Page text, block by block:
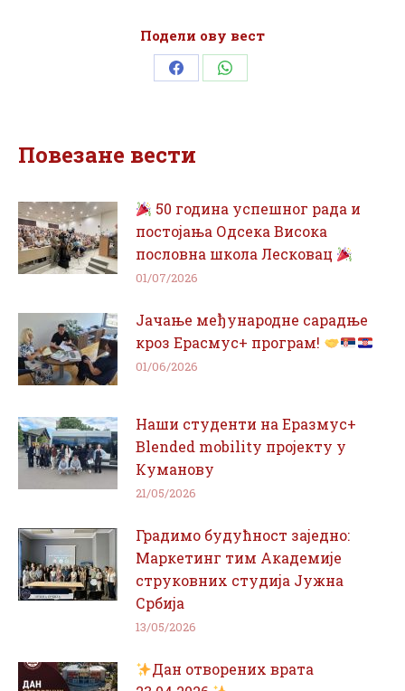
Подели ову вест
Share Share
Повезане вести
50 година успешног рада и
постојања Одсека Висока
пословна школа Лесковац
01/07/2026
Јачање међународне сарадње
кроз Ерасмус+ програм!
01/06/2026
Наши студенти на Еразмус+
Blended mobility пројекту у
Куманову
21/05/2026
Градимо будућност заједно:
Маркетинг тим Академије
струковних студија Јужна
Србија
13/05/2026
Дан отворених врата